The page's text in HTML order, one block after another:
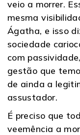
veio a morrer.
mesma
Ágatha, e isso
sociedade
com
gestão que
de ainda a
assustador.
É preciso que
veemência a